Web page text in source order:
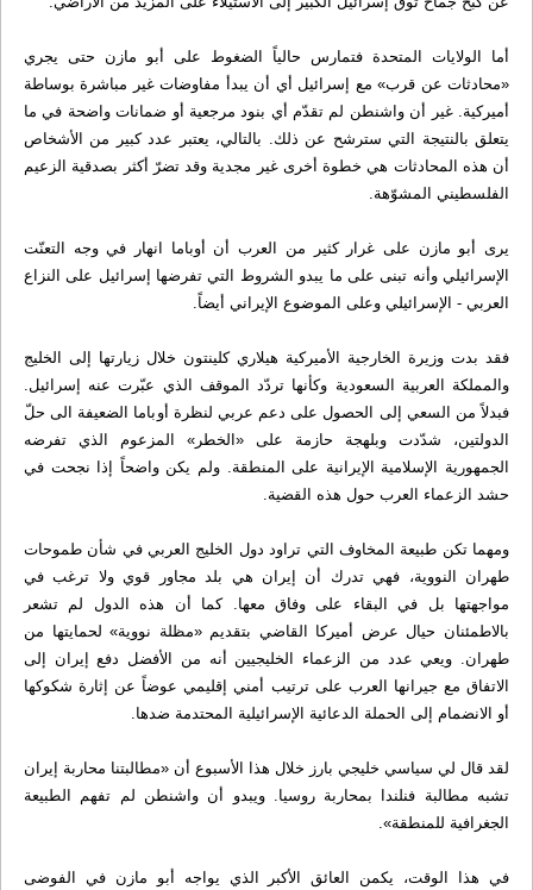
أما الولايات المتحدة فتمارس حالياً الضغوط على أبو مازن حتى يجري
«محادثات عن قرب» مع إسرائيل أي أن يبدأ مفاوضات غير مباشرة بوساطة
أميركية. غير أن واشنطن لم تقدّم أي بنود مرجعية أو ضمانات واضحة في ما
يتعلق بالنتيجة التي سترشح عن ذلك. بالتالي، يعتبر عدد كبير من الأشخاص
أن هذه المحادثات هي خطوة أخرى غير مجدية وقد تضرّ أكثر بصدقية الزعيم
الفلسطيني المشوّهة.
يرى أبو مازن على غرار كثير من العرب أن أوباما انهار في وجه التعنّت
الإسرائيلي وأنه تبنى على ما يبدو الشروط التي تفرضها إسرائيل على النزاع
العربي - الإسرائيلي وعلى الموضوع الإيراني أيضاً.
فقد بدت وزيرة الخارجية الأميركية هيلاري كلينتون خلال زيارتها إلى الخليج
والمملكة العربية السعودية وكأنها تردّد الموقف الذي عبّرت عنه إسرائيل.
فبدلاً من السعي إلى الحصول على دعم عربي لنظرة أوباما الضعيفة الى حلّ
الدولتين، شدّدت وبلهجة حازمة على «الخطر» المزعوم الذي تفرضه
الجمهورية الإسلامية الإيرانية على المنطقة. ولم يكن واضحاً إذا نجحت في
حشد الزعماء العرب حول هذه القضية.
ومهما تكن طبيعة المخاوف التي تراود دول الخليج العربي في شأن طموحات
طهران النووية، فهي تدرك أن إيران هي بلد مجاور قوي ولا ترغب في
مواجهتها بل في البقاء على وفاق معها. كما أن هذه الدول لم تشعر
بالاطمئنان حيال عرض أميركا القاضي بتقديم «مظلة نووية» لحمايتها من
طهران. ويعي عدد من الزعماء الخليجيين أنه من الأفضل دفع إيران إلى
الاتفاق مع جيرانها العرب على ترتيب أمني إقليمي عوضاً عن إثارة شكوكها
أو الانضمام إلى الحملة الدعائية الإسرائيلية المحتدمة ضدها.
لقد قال لي سياسي خليجي بارز خلال هذا الأسبوع أن «مطالبتنا محاربة إيران
تشبه مطالبة فنلندا بمحاربة روسيا. ويبدو أن واشنطن لم تفهم الطبيعة
الجغرافية للمنطقة».
في هذا الوقت، يكمن العائق الأكبر الذي يواجه أبو مازن في الفوضى